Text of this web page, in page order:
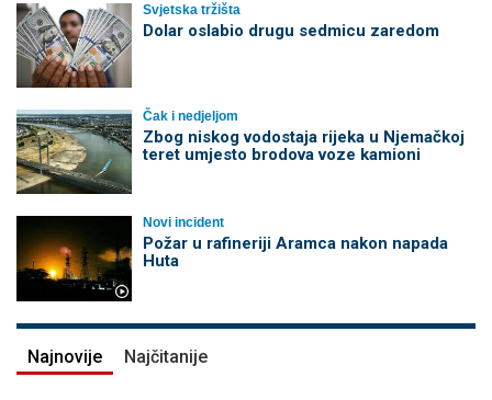
Svjetska tržišta
Dolar oslabio drugu sedmicu zaredom
Čak i nedjeljom
Zbog niskog vodostaja rijeka u Njemačkoj
teret umjesto brodova voze kamioni
Novi incident
Požar u rafineriji Aramca nakon napada
Huta
Najnovije Najčitanije